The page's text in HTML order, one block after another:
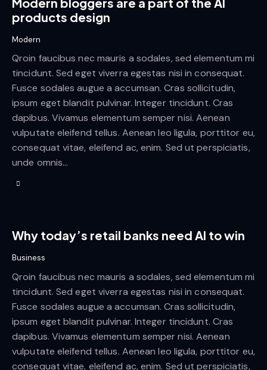
products design
Modern
Qroin faucibus nec mauris a sodales, sed elementum mi
tincidunt. Sed eget viverra egestas nisi in consequat.
Fusce sodales augue a accumsan. Cras sollicitudin,
ipsum eget blandit pulvinar. Integer tincidunt. Cras
dapibus. Vivamus elementum semper nisi. Aenean
vulputate eleifend tellus. Aenean leo ligula, porttitor eu,
consequat vitae, eleifend ac, enim. Sed ut perspiciatis,
unde omnis…
Why today’s retail banks need AI to win
Business
Qroin faucibus nec mauris a sodales, sed elementum mi
tincidunt. Sed eget viverra egestas nisi in consequat.
Fusce sodales augue a accumsan. Cras sollicitudin,
ipsum eget blandit pulvinar. Integer tincidunt. Cras
dapibus. Vivamus elementum semper nisi. Aenean
vulputate eleifend tellus. Aenean leo ligula, porttitor eu,
consequat vitae, eleifend ac, enim. Sed ut perspiciatis,